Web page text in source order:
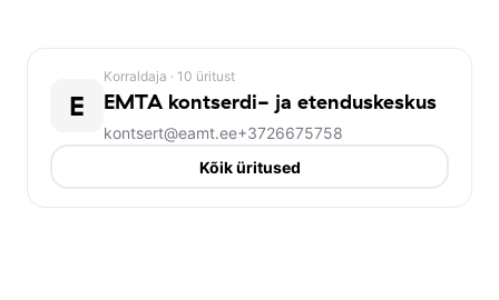
E
Korraldaja · 10 üritust
EMTA kontserdi- ja etenduskeskus
kontsert@eamt.ee+3726675758
Kõik üritused